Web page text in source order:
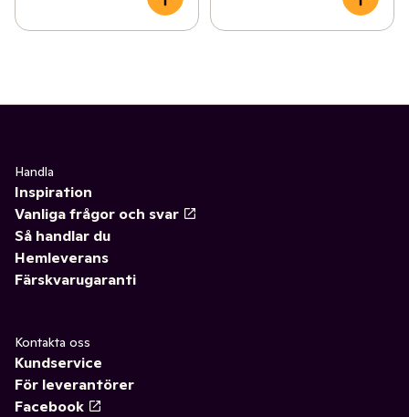
Handla
Inspiration
Vanliga frågor och svar
Så handlar du
Hemleverans
Färskvarugaranti
Kontakta oss
Kundservice
För leverantörer
Facebook